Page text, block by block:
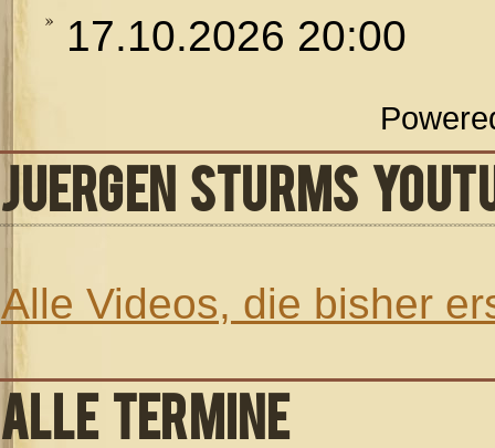
17.10.2026 20:00
JUERGEN STURMS
Alle Videos, die bisher
ALLE TERMINE